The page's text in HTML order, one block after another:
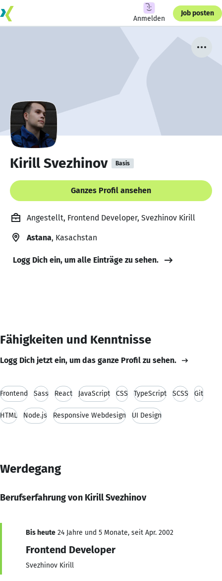
Anmelden
Job posten
Kirill Svezhinov Basis
Ganzes Profil ansehen
Angestellt, Frontend Developer, Svezhinov Kirill
Astana, Kasachstan
Logg Dich ein, um alle Einträge zu sehen.
Fähigkeiten und Kenntnisse
Logg Dich jetzt ein, um das ganze Profil zu sehen.
Frontend Sass React JavaScript CSS TypeScript SCSS Git
HTML Node.js Responsive Webdesign UI Design
Werdegang
Berufserfahrung von Kirill Svezhinov
Bis heute 24 Jahre und 5 Monate, seit Apr. 2002
Frontend Developer
Svezhinov Kirill